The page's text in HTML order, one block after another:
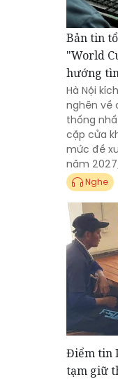
Bản tin
"World
hướng
Hà Nội
nghẽn về
thống
cặp cửa
mức đề
năm
Nghe
Điểm tin
tạm giữ